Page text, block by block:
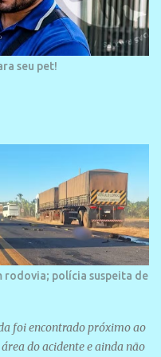
seu pet!
polícia suspeita de
foi encontrado próximo ao
do acidente e ainda não